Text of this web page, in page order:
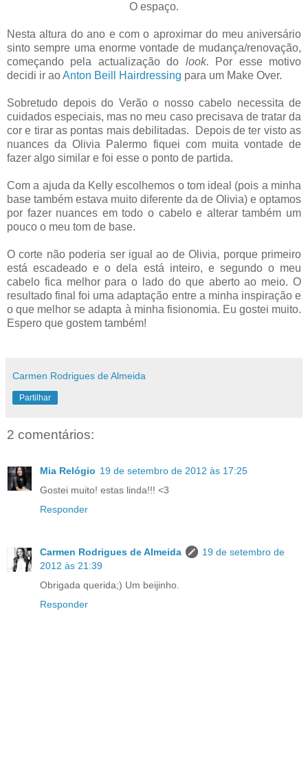
O espaço.
Nesta altura do ano e com o aproximar do meu aniversário
sinto sempre uma enorme vontade de mudança/renovação,
começando pela actualização do look.
Por esse motivo
decidi ir aoAnton Beill Hairdressing para um Make Over.
Sobretudo depois do Verão o nosso cabelo necessita de
cuidados especiais, mas no meu caso precisava de tratar da
cor e tirar as pontas mais debilitadas. Depois de ter visto as
nuances da Olivia Palermo fiquei com muita vontade de
fazer algo similar e foi esse o ponto de partida.
Com a ajuda da Kelly escolhemos o tom ideal (pois a minha
base também estava muito diferente da de Olivia) e optamos
por fazer nuances em todo o cabelo e alterar também um
pouco o meu tom de base.
O corte não poderia ser igual ao de Olivia, porque primeiro
está escadeado e o dela está inteiro, e segundo o meu
cabelo fica melhor para o lado do que aberto ao meio. O
resultado final foi uma adaptação entre a minha inspiração e
o que melhor se adapta à minha fisionomia. Eu gostei muito.
Espero que gostem também!
Carmen Rodrigues de Almeida
Partilhar
2 comentários:
Mia Relógio 19 de setembro de 2012 às 17:25
Gostei muito! estas linda!!! <3
Responder
Carmen Rodrigues de Almeida
19 de setembro de
2012 às 21:39
Obrigada querida;) Um beijinho.
Responder